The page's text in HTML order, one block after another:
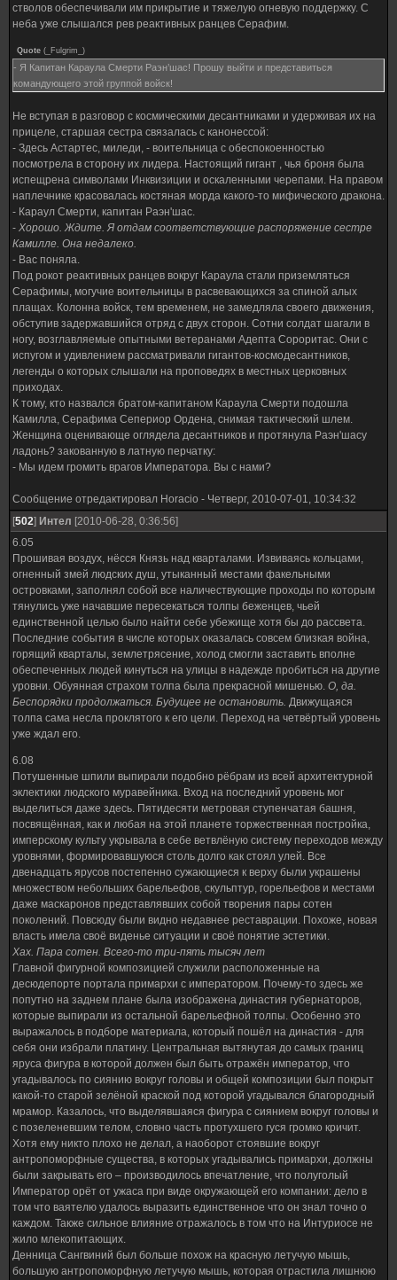
стволов обеспечивали им прикрытие и тяжелую огневую поддержку. С
неба уже слышался рев реактивных ранцев Серафим.
Quote ( _Fulgrim_ )
- Я Капитан Караула Смерти Раэн’шас! Прошу выйти и представиться
командующего этой группой войск!
Не вступая в разговор с космическими десантниками и удерживая их на
прицеле, старшая сестра связалась с канонессой:
- Здесь Астартес, миледи, - воительница с обеспокоенностью
посмотрела в сторону их лидера. Настоящий гигант , чья броня была
испещрена символами Инквизиции и оскаленными черепами. На правом
наплечнике красовалась костяная морда какого-то мифического дракона.
- Караул Смерти, капитан Раэн'шас.
- Хорошо. Ждите. Я отдам соответствующие распоряжение сестре
Камилле. Она недалеко.
- Вас поняла.
Под рокот реактивных ранцев вокруг Караула стали приземляться
Серафимы, могучие воительницы в расвевающихся за спиной алых
плащах. Колонна войск, тем временем, не замедляла своего движения,
обступив задержавшийся отряд с двух сторон. Сотни солдат шагали в
ногу, возглавляемые опытными ветеранами Адепта Сороритас. Они с
испугом и удивлением рассматривали гигантов-космодесантников,
легенды о которых слышали на проповедях в местных церковных
приходах.
К тому, кто назвался братом-капитаном Караула Смерти подошла
Камилла, Серафима Сепериор Ордена, снимая тактический шлем.
Женщина оценивающе оглядела десантников и протянула Раэн'шасу
ладонь? закованную в латную перчатку:
- Мы идем громить врагов Императора. Вы с нами?
Сообщение отредактировал Horacio - Четверг, 2010-07-01, 10:34:32
[502] Интел [2010-06-28, 0:36:56]
6.05
Прошивая воздух, нёсся Князь над кварталами. Извиваясь кольцами,
огненный змей людских душ, утыканный местами факельными
островками, заполнял собой все наличествующие проходы по которым
тянулись уже начавшие пересекаться толпы беженцев, чьей
единственной целью было найти себе убежище хотя бы до рассвета.
Последние события в числе которых оказалась совсем близкая война,
горящий кварталы, землетрясение, холод смогли заставить вполне
обеспеченных людей кинуться на улицы в надежде пробиться на другие
уровни. Обуянная страхом толпа была прекрасной мишенью. О, да.
Беспорядки продолжаться. Будущее не остановить. Движущаяся
толпа сама несла проклятого к его цели. Переход на четвёртый уровень
уже ждал его.
6.08
Потушенные шпили выпирали подобно рёбрам из всей архитектурной
эклектики людского муравейника. Вход на последний уровень мог
выделиться даже здесь. Пятидесяти метровая ступенчатая башня,
посвящённая, как и любая на этой планете торжественная постройка,
имперскому культу укрывала в себе ветвлёную систему переходов между
уровнями, формировавшуюся столь долго как стоял улей. Все
двенадцать ярусов постепенно сужающиеся к верху были украшены
множеством небольших барельефов, скульптур, горельефов и местами
даже маскаронов представлявших собой творения пары сотен
поколений. Повсюду были видно недавнее реставрации. Похоже, новая
власть имела своё виденье ситуации и своё понятие эстетики.
Хах. Пара сотен. Всего-то три-пять тысяч лет
Главной фигурной композицией служили расположенные на
десюдепорте портала примархи с императором. Почему-то здесь же
попутно на заднем плане была изображена династия губернаторов,
которые выпирали из остальной барельефной толпы. Особенно это
выражалось в подборе материала, который пошёл на династия - для
себя они избрали платину. Центральная вытянутая до самых границ
яруса фигура в которой должен был быть отражён император, что
угадывалось по сиянию вокруг головы и общей композиции был покрыт
какой-то старой зелёной краской под которой угадывался благородный
мрамор. Казалось, что выделявшаяся фигура с сиянием вокруг головы и
с позеленевшим телом, словно часть протухшего гуся громко кричит.
Хотя ему никто плохо не делал, а наоборот стоявшие вокруг
антропоморфные существа, в которых угадывались примархи, должны
были закрывать его – производилось впечатление, что полуголый
Император орёт от ужаса при виде окружающей его компании: дело в
том что ваятелю удалось выразить единственное что он знал точно о
каждом. Также сильное влияние отражалось в том что на Интуриосе не
жило млекопитающих.
Денница Сангвиний был больше похож на красную летучую мышь,
большую антропоморфную летучую мышь, которая отрастила лишнюю